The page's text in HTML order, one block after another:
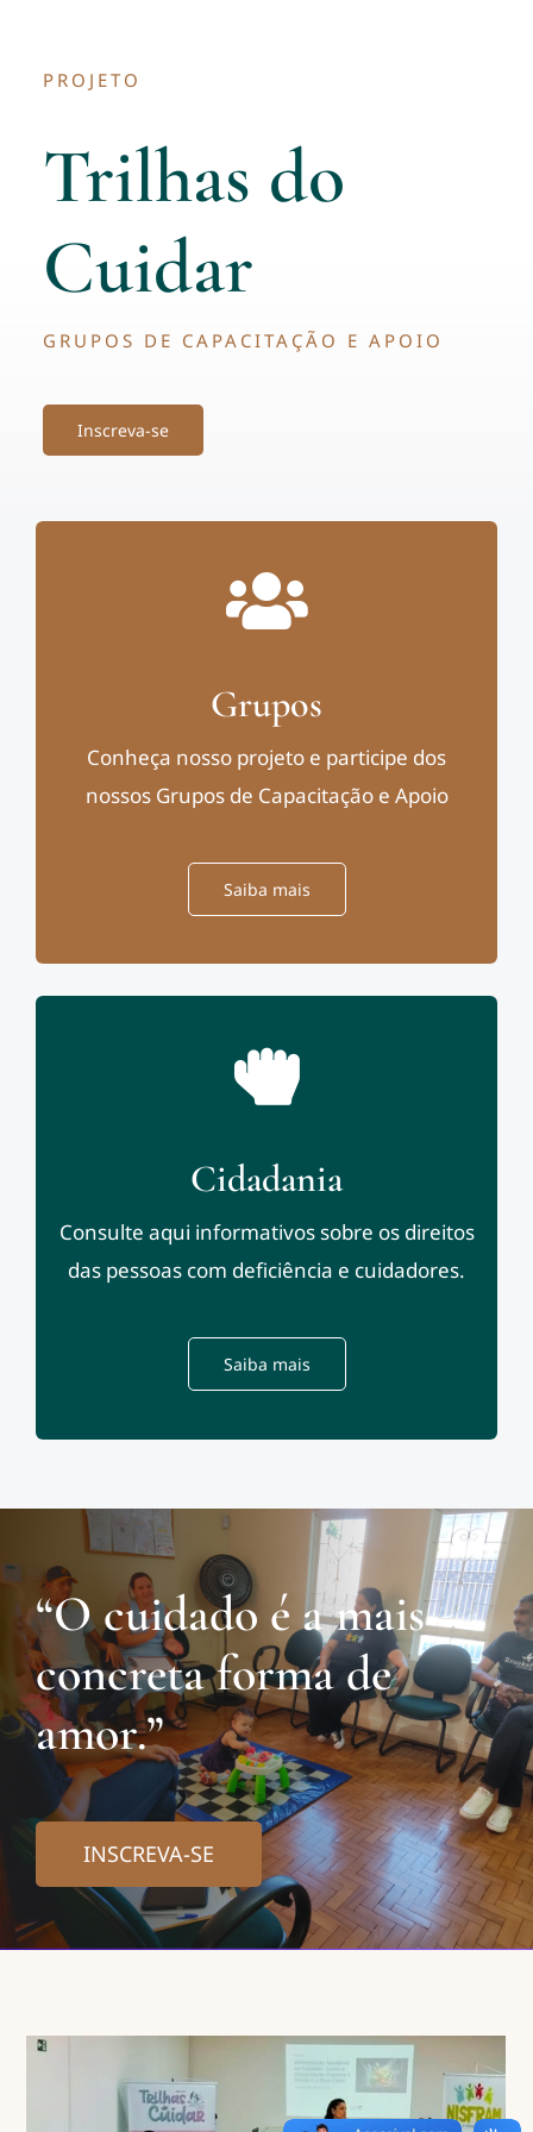
PROJETO
Trilhas do
Cuidar
GRUPOS DE CAPACITAÇÃO E APOIO
Inscreva-se
Grupos
Conheça nosso projeto e participe dos
nossos Grupos de Capacitação e Apoio
Saiba mais
Cidadania
Consulte aqui informativos sobre os direitos
das pessoas com deficiência e cuidadores.
Saiba mais
“O cuidado é a mais
concreta forma de
amor.”
INSCREVA-SE